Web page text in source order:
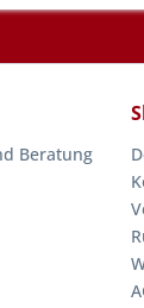
Beratung